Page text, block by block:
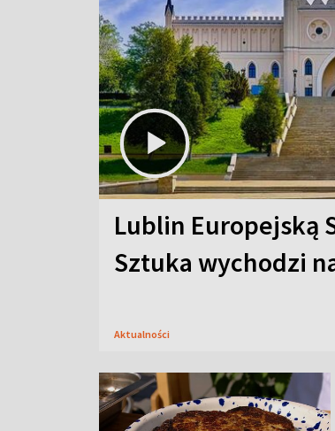
Lublin Europejską
Sztuka wychodzi
Aktualności